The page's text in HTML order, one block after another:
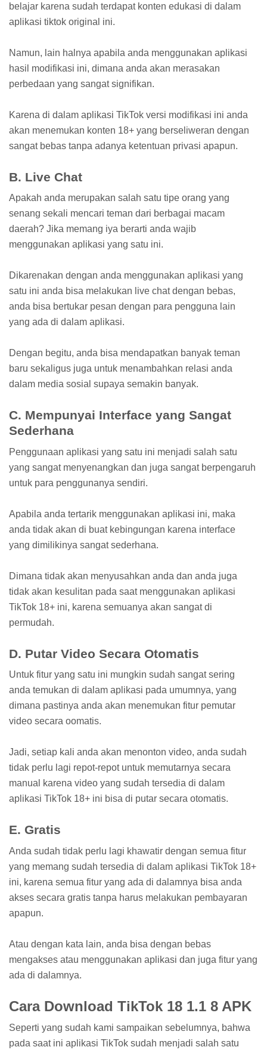
belajar karena sudah terdapat konten edukasi di dalam
aplikasi tiktok original ini.
Namun, lain halnya apabila anda menggunakan aplikasi
hasil modifikasi ini, dimana anda akan merasakan
perbedaan yang sangat signifikan.
Karena di dalam aplikasi TikTok versi modifikasi ini anda
akan menemukan konten 18+ yang berseliweran dengan
sangat bebas tanpa adanya ketentuan privasi apapun.
B. Live Chat
Apakah anda merupakan salah satu tipe orang yang
senang sekali mencari teman dari berbagai macam
daerah? Jika memang iya berarti anda wajib
menggunakan aplikasi yang satu ini.
Dikarenakan dengan anda menggunakan aplikasi yang
satu ini anda bisa melakukan live chat dengan bebas,
anda bisa bertukar pesan dengan para pengguna lain
yang ada di dalam aplikasi.
Dengan begitu, anda bisa mendapatkan banyak teman
baru sekaligus juga untuk menambahkan relasi anda
dalam media sosial supaya semakin banyak.
C. Mempunyai Interface yang Sangat
Sederhana
Penggunaan aplikasi yang satu ini menjadi salah satu
yang sangat menyenangkan dan juga sangat berpengaruh
untuk para penggunanya sendiri.
Apabila anda tertarik menggunakan aplikasi ini, maka
anda tidak akan di buat kebingungan karena interface
yang dimilikinya sangat sederhana.
Dimana tidak akan menyusahkan anda dan anda juga
tidak akan kesulitan pada saat menggunakan aplikasi
TikTok 18+ ini, karena semuanya akan sangat di
permudah.
D. Putar Video Secara Otomatis
Untuk fitur yang satu ini mungkin sudah sangat sering
anda temukan di dalam aplikasi pada umumnya, yang
dimana pastinya anda akan menemukan fitur pemutar
video secara oomatis.
Jadi, setiap kali anda akan menonton video, anda sudah
tidak perlu lagi repot-repot untuk memutarnya secara
manual karena video yang sudah tersedia di dalam
aplikasi TikTok 18+ ini bisa di putar secara otomatis.
E. Gratis
Anda sudah tidak perlu lagi khawatir dengan semua fitur
yang memang sudah tersedia di dalam aplikasi TikTok 18+
ini, karena semua fitur yang ada di dalamnya bisa anda
akses secara gratis tanpa harus melakukan pembayaran
apapun.
Atau dengan kata lain, anda bisa dengan bebas
mengakses atau menggunakan aplikasi dan juga fitur yang
ada di dalamnya.
Cara Download TikTok 18 1.1 8 APK
Seperti yang sudah kami sampaikan sebelumnya, bahwa
pada saat ini aplikasi TikTok sudah menjadi salah satu